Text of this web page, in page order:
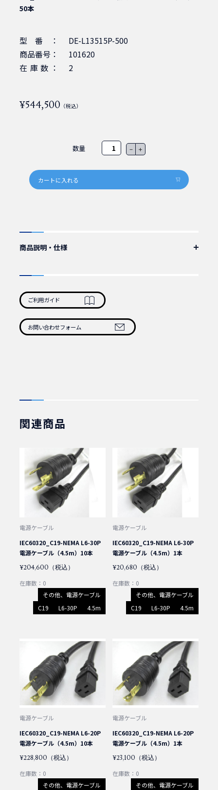
50本
型番：
DE-L13515P-500
商品番号：
101620
在庫数：
2
¥544,500 （税込）
数量 － ＋
商品説明・仕様
累計販売数15万本突破。
ケーブル：VCTF 3C×2.00mmSQ 5m
カラー：黒
定格：125V15A
重量：673g/本
ご利用ガイド
お問い合わせフォーム
関連商品
電源ケーブル
IEC60320_C19-NEMA L6-30P
電源ケーブル（4.5m）10本
¥204,600（税込）
在庫数：0
その他、電源ケーブル
C19
L6-30P 4.5m
電源ケーブル
IEC60320_C19-NEMA L6-30P
電源ケーブル（4.5m）1本
¥20,680（税込）
在庫数：0
その他、電源ケーブル
C19
L6-30P 4.5m
電源ケーブル
IEC60320_C19-NEMA L6-20P
電源ケーブル（4.5m）10本
¥228,800（税込）
在庫数：0
その他、電源ケーブル
電源ケーブル
IEC60320_C19-NEMA L6-20P
電源ケーブル（4.5m）1本
¥23,100（税込）
在庫数：0
その他、電源ケーブル